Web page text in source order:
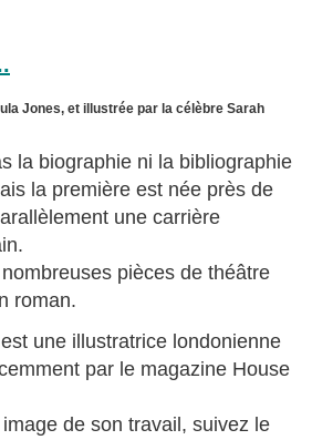
Jones, et illustrée par la célèbre Sarah
la biographie ni la bibliographie
la première est née près de
une carrière
pièces de théâtre
roman.
une illustratrice londonienne
par le magazine House
de son travail, suivez le